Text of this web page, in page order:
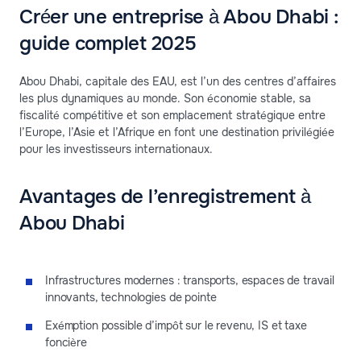
Créer une entreprise à Abou Dhabi :
guide complet 2025
Abou Dhabi, capitale des EAU, est l’un des centres d’affaires
les plus dynamiques au monde. Son économie stable, sa
fiscalité compétitive et son emplacement stratégique entre
l’Europe, l’Asie et l’Afrique en font une destination privilégiée
pour les investisseurs internationaux.
Avantages de l’enregistrement à
Abou Dhabi
Infrastructures modernes : transports, espaces de travail
innovants, technologies de pointe
Exémption possible d’impôt sur le revenu, IS et taxe
foncière